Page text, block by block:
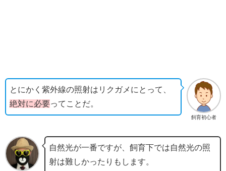
飼育初心者
とにかく紫外線の照射はリクガメにとって、
絶対に必要ってことだ。
自然光が一番ですが、飼育下では自然光の照
射は難しかったりもします。